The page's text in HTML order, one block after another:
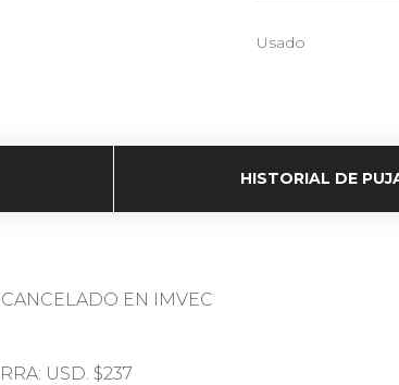
Usado
HISTORIAL DE
EN IMVEC
USD. $237